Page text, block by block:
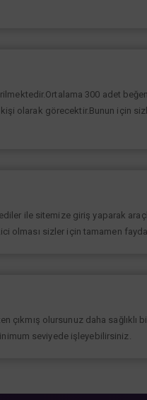
300 adet
kişi olarak görecektir.Bunun için
ile sitemize giriş yaparak
olması sizler için tamamen
çıkmış olursunuz daha sağlıklı
seviyede işleyebilirsiniz.